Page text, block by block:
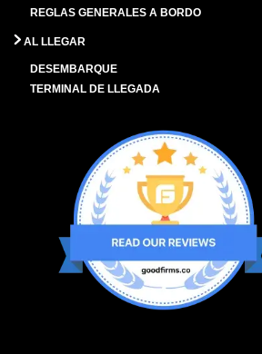
REGLAS GENERALES A BORDO
AL LLEGAR
DESEMBARQUE
TERMINAL DE LLEGADA